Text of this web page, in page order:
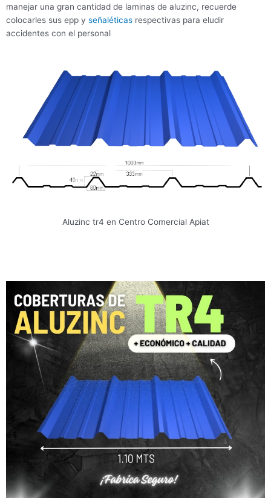
manejar una gran cantidad de laminas de aluzinc, recuerde
colocarles sus epp y señaléticas respectivas para eludir
accidentes con el personal
Aluzinc tr4 en Centro Comercial Apiat